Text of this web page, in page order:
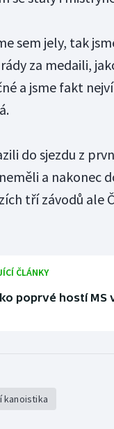
sem jely, tak
za medaili,
a jsme fakt
do sjezdu z
a nakonec
tří závodů ale
ČLÁNKY
poprvé hostí
kanoistika